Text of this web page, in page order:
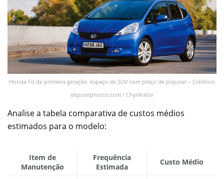
Honda Fit de primeira geração: espaço de SUV com preço de popular – Créditos:
depositphotos.com / Chyrikalov
Analise a tabela comparativa de custos médios
estimados para o modelo:
Item de
Manutenção
Frequência
Estimada
Custo Médio